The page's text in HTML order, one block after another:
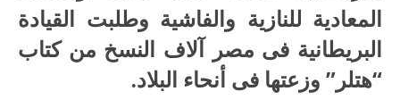
المعادية للنازية والفاشية وطلبت القيادة
البريطانية فى مصر آلاف النسخ من كتاب
“هتلر” وزعتها فى أنحاء البلاد.